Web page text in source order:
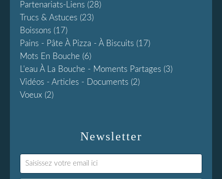
Newsletter
Partenariats-Liens (28)
Trucs & Astuces (23)
Boissons (17)
Pains - Pâte À Pizza - À Biscuits (17)
Mots En Bouche (6)
L'eau À La Bouche - Moments Partages (3)
Vidéos - Articles - Documents (2)
Voeux (2)